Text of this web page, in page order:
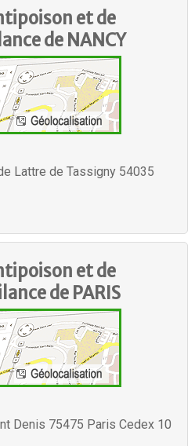
et de
de NANCY
Lattre de Tassigny 54035
et de
de PARIS
Denis 75475 Paris Cedex 10